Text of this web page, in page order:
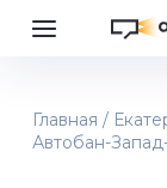
Главная /
Автобан-